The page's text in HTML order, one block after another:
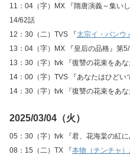
11：04（字）MX 『隋唐演義～集い
14/62話
12：30（二）TVS 『太宗イ・バンウ
13：04（字）MX 『皇后の品格』第
13：30（字）tvk 『復讐の花束をあ
14：00（字）TVS 『あなたはひどい
14：30（字）tvk 『復讐の花束をあ
2025/03/04（火）
05：30（字）tvk 『君、花海棠の紅
08：15（二）TX 『本物（チンチャ